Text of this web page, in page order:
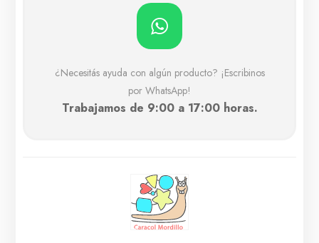
¿Necesitás ayuda con algún producto? ¡Escribinos
por WhatsApp!
Trabajamos de 9:00 a 17:00 horas.